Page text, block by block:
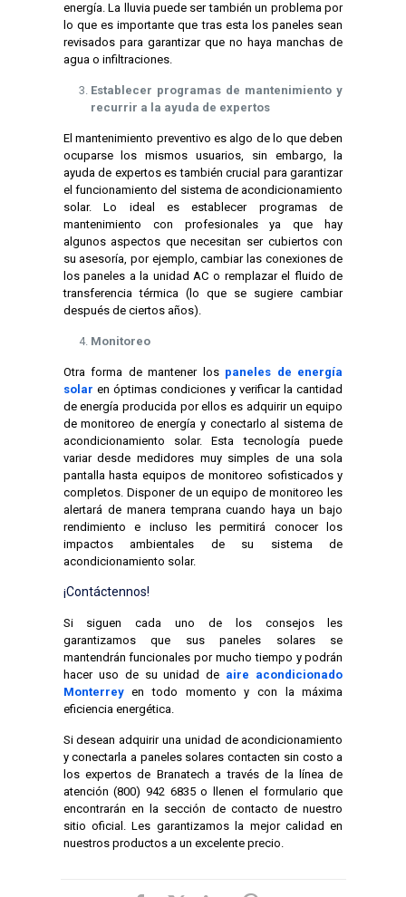
energía. La lluvia puede ser también un problema por
lo que es importante que tras esta los paneles sean
revisados para garantizar que no haya manchas de
agua o infiltraciones.
Establecer programas de mantenimiento y
recurrir a la ayuda de expertos
El mantenimiento preventivo es algo de lo que deben
ocuparse los mismos usuarios, sin embargo, la
ayuda de expertos es también crucial para garantizar
el funcionamiento del sistema de acondicionamiento
solar. Lo ideal es establecer programas de
mantenimiento con profesionales ya que hay
algunos aspectos que necesitan ser cubiertos con
su asesoría, por ejemplo, cambiar las conexiones de
los paneles a la unidad AC o remplazar el fluido de
transferencia térmica (lo que se sugiere cambiar
después de ciertos años).
Monitoreo
Otra forma de mantener los paneles de energía
solar en óptimas condiciones y verificar la cantidad
de energía producida por ellos es adquirir un equipo
de monitoreo de energía y conectarlo al sistema de
acondicionamiento solar. Esta tecnología puede
variar desde medidores muy simples de una sola
pantalla hasta equipos de monitoreo sofisticados y
completos. Disponer de un equipo de monitoreo les
alertará de manera temprana cuando haya un bajo
rendimiento e incluso les permitirá conocer los
impactos ambientales de su sistema de
acondicionamiento solar.
¡Contáctennos!
Si siguen cada uno de los consejos les
garantizamos que sus paneles solares se
mantendrán funcionales por mucho tiempo y podrán
hacer uso de su unidad de aire acondicionado
Monterreyen todo momento y con la máxima
eficiencia energética.
Si desean adquirir una unidad de acondicionamiento
y conectarla a paneles solares contacten sin costo a
los expertos de Branatech a través de la línea de
atención (800) 942 6835 o llenen el formulario que
encontrarán en la sección de contacto de nuestro
sitio oficial. Les garantizamos la mejor calidad en
nuestros productos a un excelente precio.